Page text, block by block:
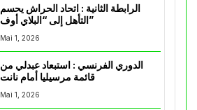
الرابطة الثانية : اتحاد الحراش يحسم
التأهل إلى “البلاي أوف”
Mai 1, 2026
الدوري الفرنسي : استبعاد عبدلي من
قائمة مرسيليا أمام نانت
Mai 1, 2026